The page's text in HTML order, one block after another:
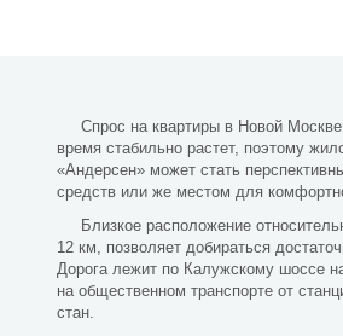
Спрос на квартиры в Новой
время стабильно растет, поэтому
«Андерсен» может стать
средств или же местом для
Близкое расположение
12 км, позволяет добираться
Дорога лежит по Калужскому шоссе
на общественном транспорте от
стан.